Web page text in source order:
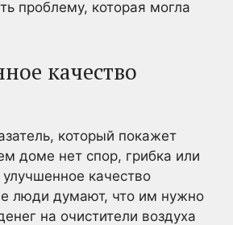
проблему, которая могла
качество
который покажет
доме нет спор, грибка или
качество
люди думают, что им нужно
на очистители воздуха